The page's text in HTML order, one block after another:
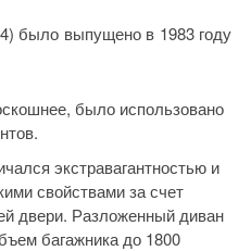
было выпущено в 1983 году
было использовано
экстравагантностью и
свойствами за счет
двери. Разложенный диван
багажника до 1800